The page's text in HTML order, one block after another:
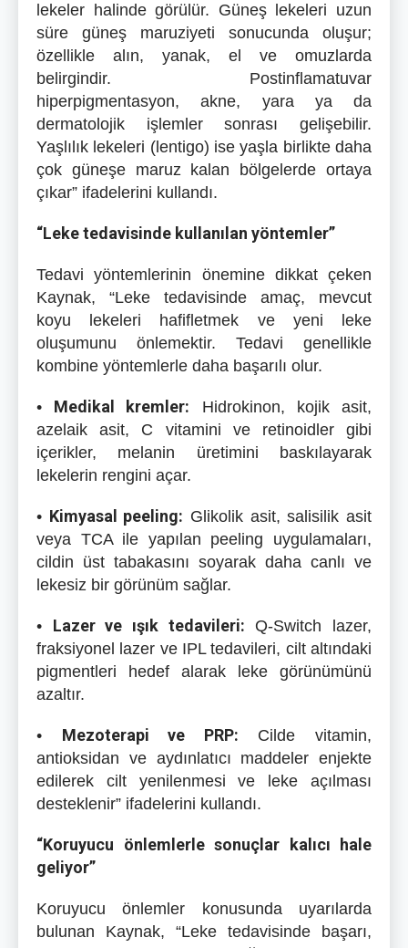
lekeler halinde görülür. Güneş lekeleri uzun
süre güneş maruziyeti sonucunda oluşur;
özellikle alın, yanak, el ve omuzlarda
belirgindir. Postinflamatuvar
hiperpigmentasyon, akne, yara ya da
dermatolojik işlemler sonrası gelişebilir.
Yaşlılık lekeleri (lentigo) ise yaşla birlikte daha
çok güneşe maruz kalan bölgelerde ortaya
çıkar” ifadelerini kullandı.
“Leke tedavisinde kullanılan yöntemler”
Tedavi yöntemlerinin önemine dikkat çeken
Kaynak, “Leke tedavisinde amaç, mevcut
koyu lekeleri hafifletmek ve yeni leke
oluşumunu önlemektir. Tedavi genellikle
kombine yöntemlerle daha başarılı olur.
• Medikal kremler: Hidrokinon, kojik asit,
azelaik asit, C vitamini ve retinoidler gibi
içerikler, melanin üretimini baskılayarak
lekelerin rengini açar.
• Kimyasal peeling: Glikolik asit, salisilik asit
veya TCA ile yapılan peeling uygulamaları,
cildin üst tabakasını soyarak daha canlı ve
lekesiz bir görünüm sağlar.
• Lazer ve ışık tedavileri: Q-Switch lazer,
fraksiyonel lazer ve IPL tedavileri, cilt altındaki
pigmentleri hedef alarak leke görünümünü
azaltır.
• Mezoterapi ve PRP: Cilde vitamin,
antioksidan ve aydınlatıcı maddeler enjekte
edilerek cilt yenilenmesi ve leke açılması
desteklenir” ifadelerini kullandı.
“Koruyucu önlemlerle sonuçlar kalıcı hale
geliyor”
Koruyucu önlemler konusunda uyarılarda
bulunan Kaynak, “Leke tedavisinde başarı,